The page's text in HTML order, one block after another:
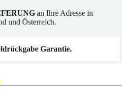
an Ihre Adresse in
und Österreich.
Garantie.